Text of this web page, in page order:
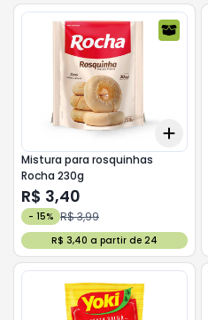
Add
Mistura para rosquinhas
Rocha 230g
R$ 3,40
- 15% R$ 3,99
R$ 3,40 a partir de 24